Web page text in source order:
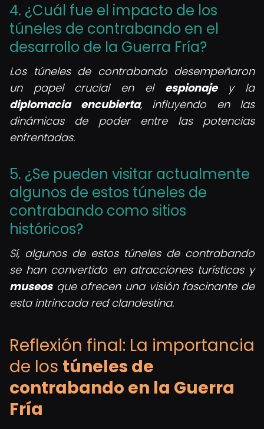
4. ¿Cuál fue el impacto de los
túneles de contrabando en el
desarrollo de la Guerra Fría?
Los túneles de contrabando desempeñaron
un papel crucial en el espionajey la
diplomacia encubierta, influyendo en las
dinámicas de poder entre las potencias
enfrentadas.
5. ¿Se pueden visitar actualmente
algunos de estos túneles de
contrabando como sitios
históricos?
Sí, algunos de estos túneles de contrabando
se han convertido en atracciones turísticas y
museosque ofrecen una visión fascinante de
esta intrincada red clandestina.
Reflexión final: La importancia
de los túneles de
contrabando en la Guerra
Fría